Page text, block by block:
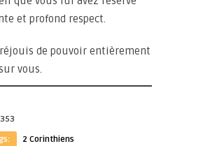
et profond respect.
réjouis de pouvoir entièrement
vous.
353
2 Corinthiens